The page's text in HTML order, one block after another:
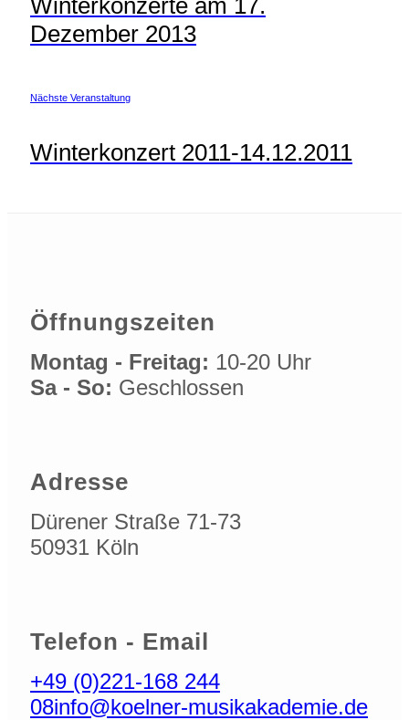
Winterkonzerte am 17.
Dezember 2013
Nächste Veranstaltung
Winterkonzert 2011-14.12.2011
Öffnungszeiten
Montag - Freitag: 10-20 Uhr
Sa - So: Geschlossen
Adresse
Dürener Straße 71-73
50931 Köln
Telefon - Email
+49 (0)221-168 244
08info@koelner-musikakademie.de